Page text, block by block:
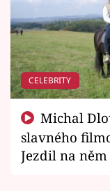
CELEBRITY
slavného
Jezdil na